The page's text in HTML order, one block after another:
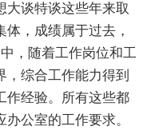
大谈特谈这些年来取
，成绩属于过去，
，随着工作岗位和工
，综合工作能力得到
作经验。所有这些都
公室的工作要求。